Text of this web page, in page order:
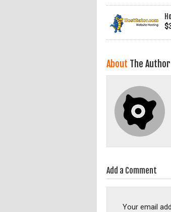
About The Author
Add a Comment
Your email